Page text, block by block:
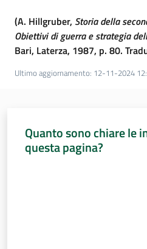
Assemblea
Attività
Argomenti
Per i cittadini
(A. Hillgruber, Storia della
Obiettivi di guerra e strategia
Bari, Laterza, 1987, p. 80.
Ultimo aggiornamento: 12-11-2024
Quanto sono chiare le
questa pagina?